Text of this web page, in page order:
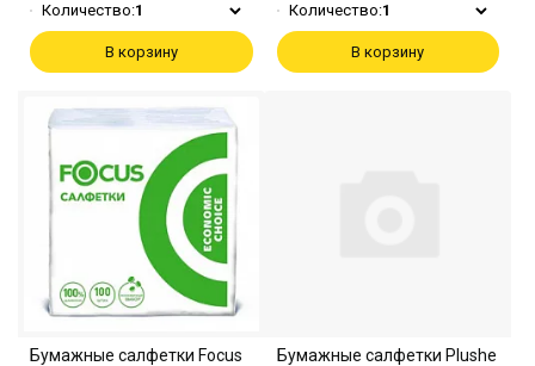
Количество:1
В корзину
Количество:1
В корзину
Бумажные салфетки Focus
Бумажные салфетки Plushe